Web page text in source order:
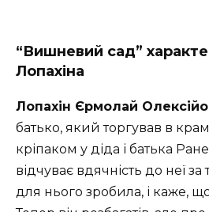
“Вишневий сад”
Лопахіна
Лопахін Єрмолай
батько, який торгував в
кріпаком у діда і батька
відчуває вдячність до неї за
для нього зробила, і каже,